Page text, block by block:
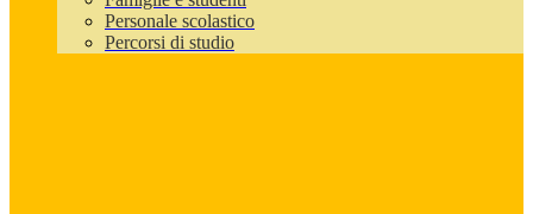
Personale scolastico
Percorsi di studio